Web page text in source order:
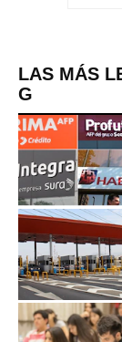
LAS MÁS
G